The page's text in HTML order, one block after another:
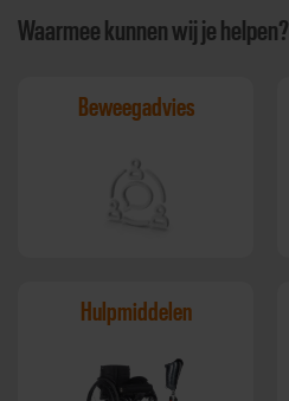
Waarmee kunnen wij je helpen?
Beweegadvies
Hulpmiddelen